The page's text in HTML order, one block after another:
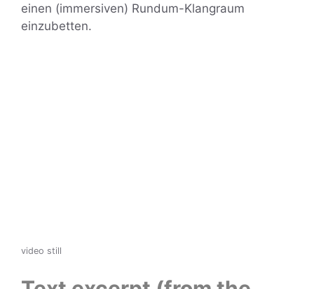
einen (immersiven) Rundum-Klangraum
einzubetten.
video still